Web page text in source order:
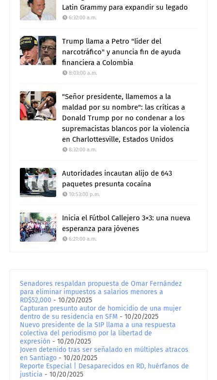
Latin Grammy para expandir su legado
6:32:00 a.m.
Trump llama a Petro "líder del
narcotráfico" y anuncia fin de ayuda
financiera a Colombia
8:03:00 a.m.
"Señor presidente, llamemos a la
maldad por su nombre": las críticas a
Donald Trump por no condenar a los
supremacistas blancos por la violencia
en Charlottesville, Estados Unidos
8:32:00 a.m.
Autoridades incautan alijo de 643
paquetes presunta cocaína
10:53:00 p.m.
Inicia el Fútbol Callejero 3×3: una nueva
esperanza para jóvenes
6:21:00 a.m.
Senadores respaldan propuesta de Omar Fernández
para eliminar impuestos a salarios menores a
RD$52,000 - 10/20/2025
Capturan presunto autor de homicidio de una mujer
dentro de su residencia en SFM - 10/20/2025
Nuevo presidente de la SIP llama a una respuesta
colectiva del periodismo por la libertad de
expresión - 10/20/2025
Joven detenido tras ser señalado en múltiples atracos
en Santiago - 10/20/2025
Reporte Especial | Desaparecidos en RD, huérfanos de
justicia - 10/20/2025